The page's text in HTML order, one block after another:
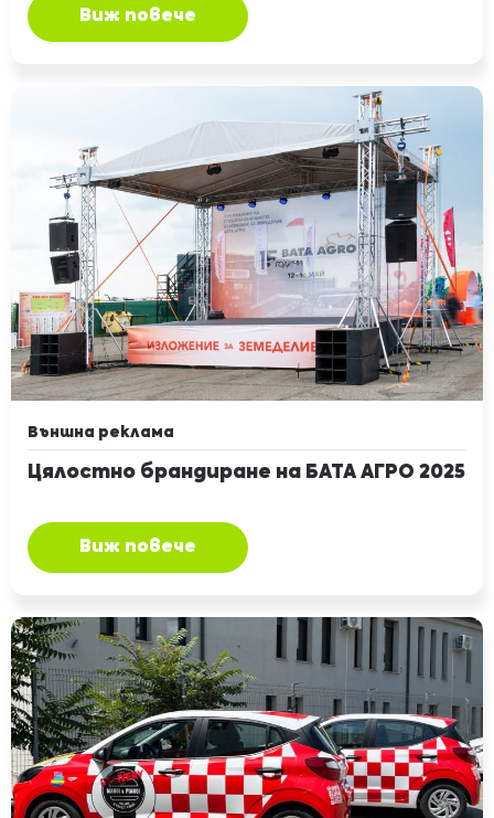
Виж повече
Външна реклама
Цялостно брандиране на БАТА АГРО 2025
Виж повече